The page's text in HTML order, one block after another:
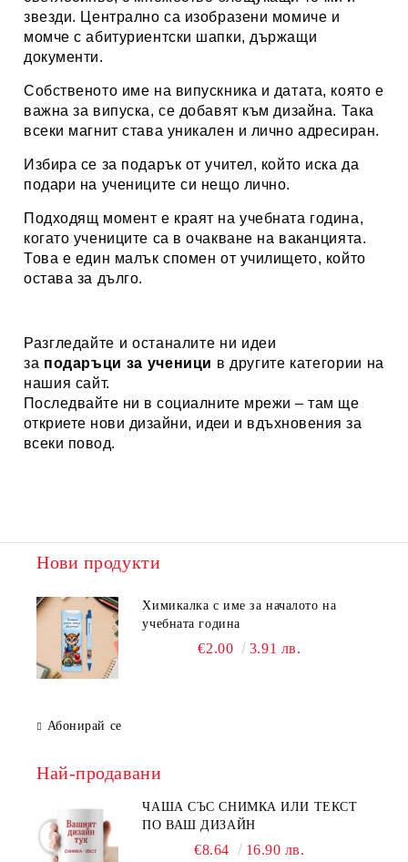
звезди. Централно са изобразени момиче и
момче с абитуриентски шапки, държащи
документи.
Собственото име на випускника и датата, която е
важна за випуска, се добавят към дизайна. Така
всеки магнит става уникален и лично адресиран.
Избира се за подарък от учител, който иска да
подари на учениците си нещо лично.
Подходящ момент е краят на учебната година,
когато учениците са в очакване на ваканцията.
Това е един малък спомен от училището, който
остава за дълго.
Разгледайте и останалите ни идеи
за подаръци за ученици в другите категории на
нашия сайт.
Последвайте ни в социалните мрежи – там ще
откриете нови дизайни, идеи и вдъхновения за
всеки повод.
Нови продукти
Химикалка с име за началото на
учебната година
€2.00 3.91 лв.
Абонирай се
Най-продавани
ЧАША СЪС СНИМКА ИЛИ ТЕКСТ
ПО ВАШ ДИЗАЙН
€8.64 16.90 лв.